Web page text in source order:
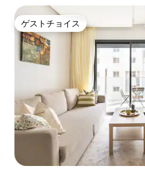
ゲストチョイス
ゲストチョイス